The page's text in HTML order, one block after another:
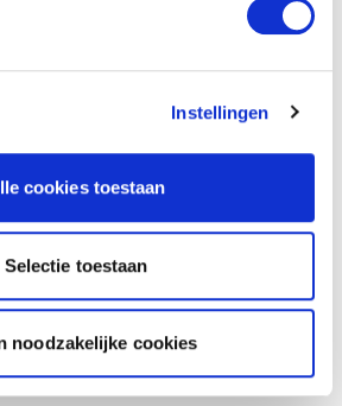
Instellingen
cookies toestaan
Selectie toestaan
noodzakelijke cookies